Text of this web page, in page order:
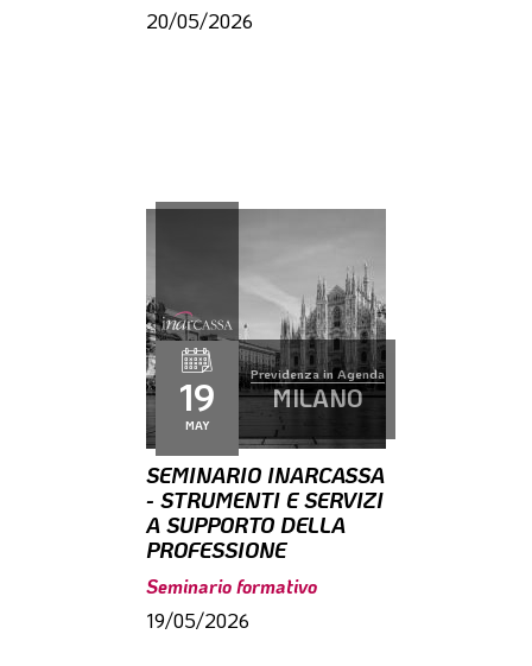
20/05/2026
19
MAY
Previdenza in Agenda
MILANO
SEMINARIO INARCASSA
- STRUMENTI E SERVIZI
A SUPPORTO DELLA
PROFESSIONE
Seminario formativo
19/05/2026